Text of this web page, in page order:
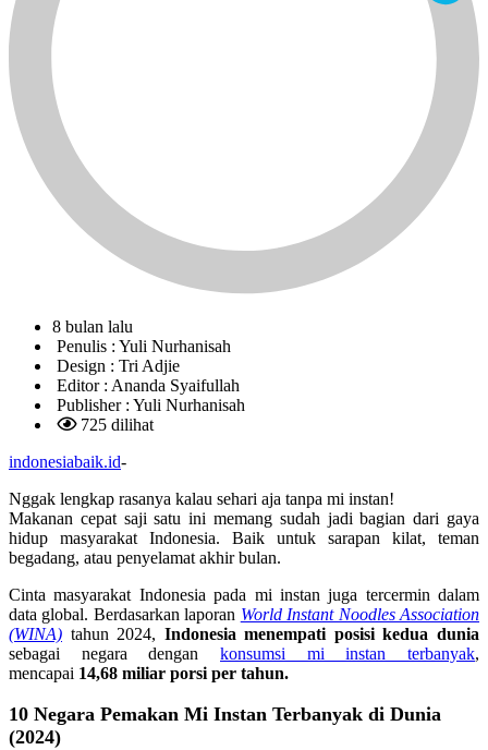
8 bulan lalu
Penulis : Yuli Nurhanisah
Design : Tri Adjie
Editor : Ananda Syaifullah
Publisher : Yuli Nurhanisah
725 dilihat
indonesiabaik.id-
Nggak lengkap rasanya kalau sehari aja tanpa mi instan!
Makanan cepat saji satu ini memang sudah jadi bagian dari gaya
hidup masyarakat Indonesia. Baik untuk sarapan kilat, teman
begadang, atau penyelamat akhir bulan.
Cinta masyarakat Indonesia pada mi instan juga tercermin dalam
data global. Berdasarkan laporan World Instant Noodles Association
(WINA) tahun 2024, Indonesia menempati posisi kedua dunia
sebagai negara dengan konsumsi mi instan terbanyak,
mencapai 14,68 miliar porsi per tahun.
10 Negara Pemakan Mi Instan Terbanyak di Dunia
(2024)